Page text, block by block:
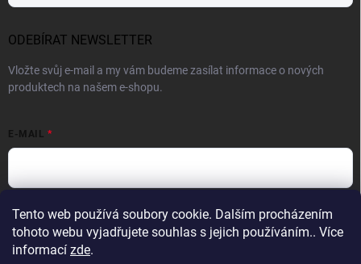
Tento web používá soubory cookie. Dalším procházením
tohoto webu vyjadřujete souhlas s jejich používáním.. Více
informací zde.
ODEBÍRAT NEWSLETTER
Vložte svůj e-mail a my vám budeme zasílat informace o nových
produktech na našem e-shopu.
E-MAIL
Vložením e-mailu souhlasíte spodmínkami ochrany osobních údajů